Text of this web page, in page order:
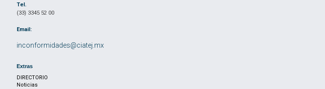
Tel.
(33) 3345 52 00
Email:
inconformidades@ciatej.mx
Extras
DIRECTORIO
Noticias